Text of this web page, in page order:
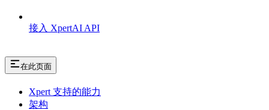
接入 XpertAI API
在此页面
Xpert 支持的能力
架构